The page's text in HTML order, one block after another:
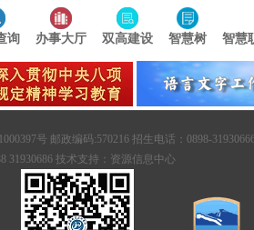
询 办事大厅 双高建设 智慧树 智慧
号 邮政编码:570216 招生电话：0898-31930666
31930686 技术支持： 资源信息中心